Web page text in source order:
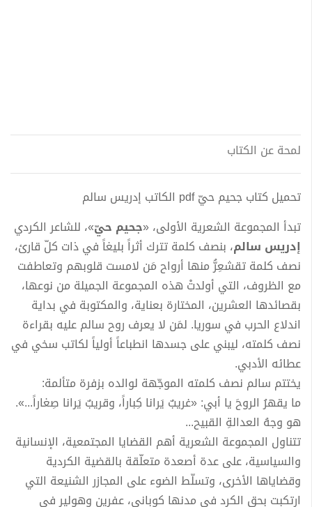
لمحة عن الكتاب
تحميل كتاب جحيم حيّ pdf الكاتب إدريس سالم
تبدأ المجموعة الشعرية الأولى، «جحيم حيّ»، للشاعر الكردي
إدريس سالم، بنصف كلمة تترك أثراً بليغاً في ذات كلّ قارئ،
نصف كلمة تقشعِرُّ منها أرواح مَن لامست قلوبهم وتعاطفت
مع الظروف، التي أولدتْ هذه المجموعة الجميلة من نوعها،
بقصائدها العشرين، المختارة بعناية، والمكتوبة في بداية
اندلاع الحرب في سوريا. لمَن لا يعرف روح سالم عليه بقراءة
نصف كلمته، ليبني على جسدها انطباعاً أولياً لكاتب سخي في
عطائه الأدبي.
يختتم سالم نصف كلمته الموجّهة لوالده بزفرة متألمة:
ما يقهرُ الروحَ يا أبي: «غريبٌ يَرانا كِباراً، وقريبٌ يَرانا صِغاراً...».
هو وجهُ العدالةِ القبيح...
تتناول المجموعة الشعرية أهم القضايا المجتمعية، الإنسانية
والسياسية، على عدة أصعدة متعلّقة بالقضية الكردية
وقضاياها الأخرى، وتسلّط الضوء على المجازر الشنيعة التي
ارتكبت بحق الكرد في مدنها كوباني، عفرين وهولير في